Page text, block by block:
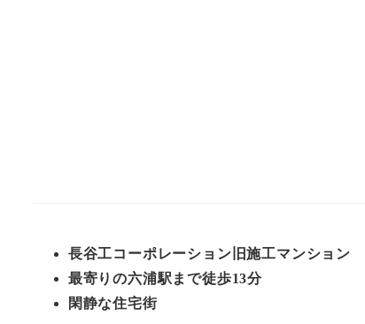
長谷工コーポレーション旧施工マンション
最寄りの六浦駅まで徒歩13分
閑静な住宅街